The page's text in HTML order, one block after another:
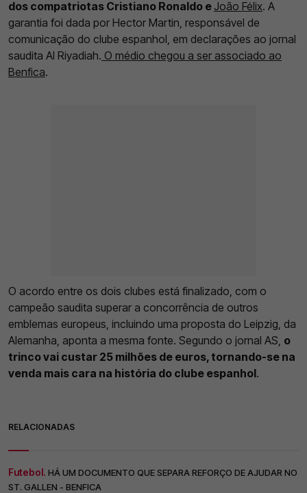
dos compatriotas Cristiano Ronaldo e João Félix. A
garantia foi dada por Hector Martin, responsável de
comunicação do clube espanhol, em declarações ao jornal
saudita Al Riyadiah. O médio chegou a ser associado ao
Benfica.
O acordo entre os dois clubes está finalizado, com o
campeão saudita superar a concorrência de outros
emblemas europeus, incluindo uma proposta do Leipzig, da
Alemanha, aponta a mesma fonte. Segundo o jornal AS, o
trinco vai custar 25 milhões de euros, tornando-se na
venda mais cara na história do clube espanhol.
RELACIONADAS
Futebol. HÁ UM DOCUMENTO QUE SEPARA REFORÇO DE AJUDAR NO
ST. GALLEN - BENFICA